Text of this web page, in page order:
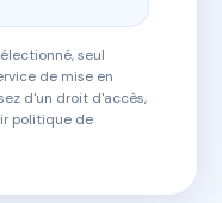
seul
de mise en
d'un droit d'accès,
politique de